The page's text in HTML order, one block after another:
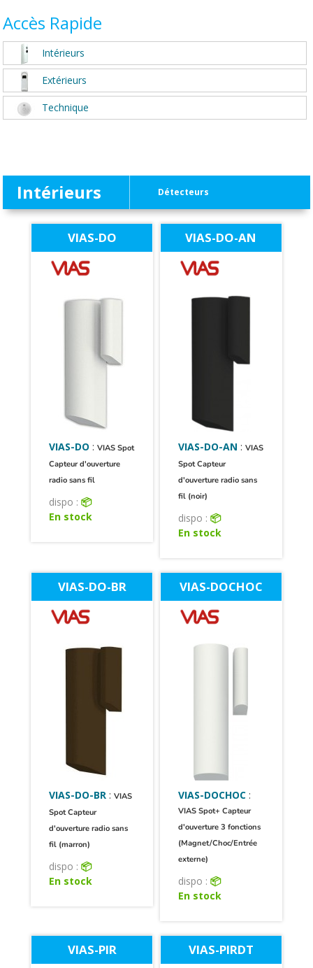
Accès Rapide
Intérieurs
Extérieurs
Technique
Intérieurs Détecteurs
VIAS-DO
VIAS-DO :VIAS Spot
Capteur d'ouverture
radio sans fil
dispo : 📦
En stock
VIAS-DO-AN
VIAS-DO-AN : VIAS
Spot Capteur
d'ouverture radio sans
fil (noir)
dispo : 📦
En stock
VIAS-DO-BR
VIAS-DO-BR :VIAS
Spot Capteur
d'ouverture radio sans
fil (marron)
dispo : 📦
En stock
VIAS-DOCHOC
VIAS-DOCHOC :
VIAS Spot+ Capteur
d'ouverture 3 fonctions
(Magnet/Choc/Entrée
externe)
dispo : 📦
En stock
VIAS-PIR VIAS-PIRDT